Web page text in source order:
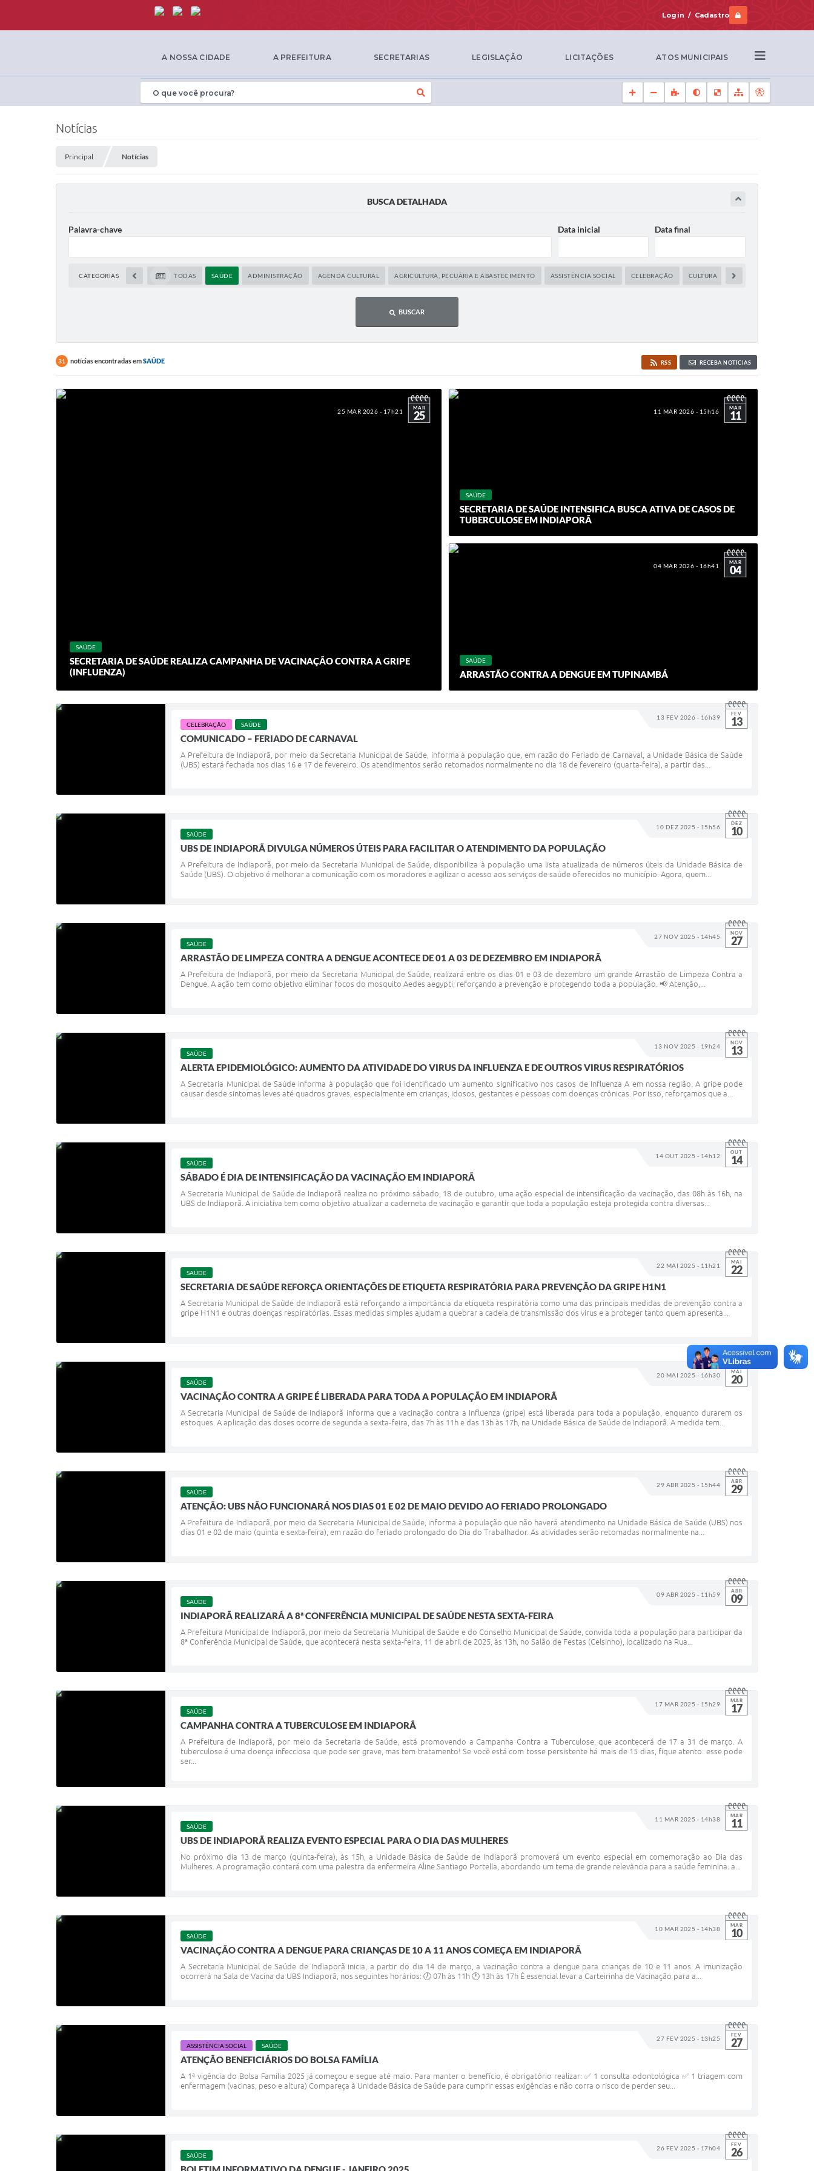
Login / Cadastro
A NOSSA CIDADE A PREFEITURA SECRETARIAS LEGISLAÇÃO LICITAÇÕES ATOS MUNICIPAIS
Notícias
Principal Notícias
BUSCA DETALHADA
Palavra-chave Data inicial Data final
CATEGORIAS TODAS SAÚDE ADMINISTRAÇÃO AGENDA CULTURAL AGRICULTURA, PECUÁRIA E ABASTECIMENTO ASSISTÊNCIA SOCIAL CELEBRAÇÃO CULTURA EDUCAÇÃO
BUSCAR
31 notícias encontradas emSAÚDE RSS RECEBA NOTÍCIAS
25 MAR 2026 - 17h21 MAR
25
SAÚDE
SECRETARIA DE SAÚDE REALIZA CAMPANHA DE VACINAÇÃO CONTRA A GRIPE
(INFLUENZA)
11 MAR 2026 - 15h16 MAR
11
SAÚDE
SECRETARIA DE SAÚDE INTENSIFICA BUSCA ATIVA DE CASOS DE
TUBERCULOSE EM INDIAPORÃ
04 MAR 2026 - 16h41 MAR
04
SAÚDE
ARRASTÃO CONTRA A DENGUE EM TUPINAMBÁ
13 FEV 2026 - 16h39 FEV
13
CELEBRAÇÃO SAÚDE
COMUNICADO – FERIADO DE CARNAVAL
A Prefeitura de Indiaporã, por meio da Secretaria Municipal de Saúde, informa à população que, em razão do Feriado de Carnaval, a Unidade Básica de Saúde
(UBS) estará fechada nos dias 16 e 17 de fevereiro. Os atendimentos serão retomados normalmente no dia 18 de fevereiro (quarta-feira), a partir das...
10 DEZ 2025 - 15h56 DEZ
10
SAÚDE
UBS DE INDIAPORÃ DIVULGA NÚMEROS ÚTEIS PARA FACILITAR O ATENDIMENTO DA POPULAÇÃO
A Prefeitura de Indiaporã, por meio da Secretaria Municipal de Saúde, disponibiliza à população uma lista atualizada de números úteis da Unidade Básica de
Saúde (UBS). O objetivo é melhorar a comunicação com os moradores e agilizar o acesso aos serviços de saúde oferecidos no município. Agora, quem...
27 NOV 2025 - 14h45 NOV
27
SAÚDE
ARRASTÃO DE LIMPEZA CONTRA A DENGUE ACONTECE DE 01 A 03 DE DEZEMBRO EM INDIAPORÃ
A Prefeitura de Indiaporã, por meio da Secretaria Municipal de Saúde, realizará entre os dias 01 e 03 de dezembro um grande Arrastão de Limpeza Contra a
Dengue. A ação tem como objetivo eliminar focos do mosquito Aedes aegypti, reforçando a prevenção e protegendo toda a população. 📢 Atenção,...
13 NOV 2025 - 19h24 NOV
13
SAÚDE
ALERTA EPIDEMIOLÓGICO: AUMENTO DA ATIVIDADE DO VIRUS DA INFLUENZA E DE OUTROS VIRUS RESPIRATÓRIOS
A Secretaria Municipal de Saúde informa à população que foi identificado um aumento significativo nos casos de Influenza A em nossa região. A gripe pode
causar desde sintomas leves até quadros graves, especialmente em crianças, idosos, gestantes e pessoas com doenças crônicas. Por isso, reforçamos que a...
14 OUT 2025 - 14h12 OUT
14
SAÚDE
SÁBADO É DIA DE INTENSIFICAÇÃO DA VACINAÇÃO EM INDIAPORÃ
A Secretaria Municipal de Saúde de Indiaporã realiza no próximo sábado, 18 de outubro, uma ação especial de intensificação da vacinação, das 08h às 16h, na
UBS de Indiaporã. A iniciativa tem como objetivo atualizar a caderneta de vacinação e garantir que toda a população esteja protegida contra diversas...
22 MAI 2025 - 11h21 MAI
22
SAÚDE
SECRETARIA DE SAÚDE REFORÇA ORIENTAÇÕES DE ETIQUETA RESPIRATÓRIA PARA PREVENÇÃO DA GRIPE H1N1
A Secretaria Municipal de Saúde de Indiaporã está reforçando a importância da etiqueta respiratória como uma das principais medidas de prevenção contra a
gripe H1N1 e outras doenças respiratórias. Essas medidas simples ajudam a quebrar a cadeia de transmissão dos vírus e a proteger tanto quem apresenta...
20 MAI 2025 - 16h30 MAI
20
SAÚDE
VACINAÇÃO CONTRA A GRIPE É LIBERADA PARA TODA A POPULAÇÃO EM INDIAPORÃ
A Secretaria Municipal de Saúde de Indiaporã informa que a vacinação contra a Influenza (gripe) está liberada para toda a população, enquanto durarem os
estoques. A aplicação das doses ocorre de segunda a sexta-feira, das 7h às 11h e das 13h às 17h, na Unidade Básica de Saúde de Indiaporã. A medida tem...
29 ABR 2025 - 15h44 ABR
29
SAÚDE
ATENÇÃO: UBS NÃO FUNCIONARÁ NOS DIAS 01 E 02 DE MAIO DEVIDO AO FERIADO PROLONGADO
A Prefeitura de Indiaporã, por meio da Secretaria Municipal de Saúde, informa à população que não haverá atendimento na Unidade Básica de Saúde (UBS) nos
dias 01 e 02 de maio (quinta e sexta-feira), em razão do feriado prolongado do Dia do Trabalhador. As atividades serão retomadas normalmente na...
09 ABR 2025 - 11h59 ABR
09
SAÚDE
INDIAPORÃ REALIZARÁ A 8ª CONFERÊNCIA MUNICIPAL DE SAÚDE NESTA SEXTA-FEIRA
A Prefeitura Municipal de Indiaporã, por meio da Secretaria Municipal de Saúde e do Conselho Municipal de Saúde, convida toda a população para participar da
8ª Conferência Municipal de Saúde, que acontecerá nesta sexta-feira, 11 de abril de 2025, às 13h, no Salão de Festas (Celsinho), localizado na Rua...
17 MAR 2025 - 15h29 MAR
17
SAÚDE
CAMPANHA CONTRA A TUBERCULOSE EM INDIAPORÃ
A Prefeitura de Indiaporã, por meio da Secretaria de Saúde, está promovendo a Campanha Contra a Tuberculose, que acontecerá de 17 a 31 de março. A
tuberculose é uma doença infecciosa que pode ser grave, mas tem tratamento! Se você está com tosse persistente há mais de 15 dias, fique atento: esse pode
ser...
11 MAR 2025 - 14h38 MAR
11
SAÚDE
UBS DE INDIAPORÃ REALIZA EVENTO ESPECIAL PARA O DIA DAS MULHERES
No próximo dia 13 de março (quinta-feira), às 15h, a Unidade Básica de Saúde de Indiaporã promoverá um evento especial em comemoração ao Dia das
Mulheres. A programação contará com uma palestra da enfermeira Aline Santiago Portella, abordando um tema de grande relevância para a saúde feminina: a...
10 MAR 2025 - 14h38 MAR
10
SAÚDE
VACINAÇÃO CONTRA A DENGUE PARA CRIANÇAS DE 10 A 11 ANOS COMEÇA EM INDIAPORÃ
A Secretaria Municipal de Saúde de Indiaporã inicia, a partir do dia 14 de março, a vacinação contra a dengue para crianças de 10 e 11 anos. A imunização
ocorrerá na Sala de Vacina da UBS Indiaporã, nos seguintes horários: 🕖 07h às 11h 🕐 13h às 17h É essencial levar a Carteirinha de Vacinação para a...
27 FEV 2025 - 13h25 FEV
27
ASSISTÊNCIA SOCIAL SAÚDE
ATENÇÃO BENEFICIÁRIOS DO BOLSA FAMÍLIA
A 1ª vigência do Bolsa Família 2025 já começou e segue até maio. Para manter o benefício, é obrigatório realizar: ✅ 1 consulta odontológica ✅ 1 triagem com
enfermagem (vacinas, peso e altura) Compareça à Unidade Básica de Saúde para cumprir essas exigências e não corra o risco de perder seu...
26 FEV 2025 - 17h04 FEV
26
SAÚDE